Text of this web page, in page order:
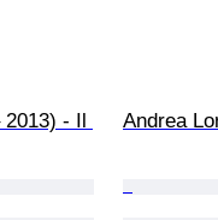
2013) - Il
Andrea